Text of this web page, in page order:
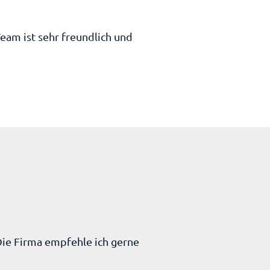
ist sehr freundlich und
Firma empfehle ich gerne